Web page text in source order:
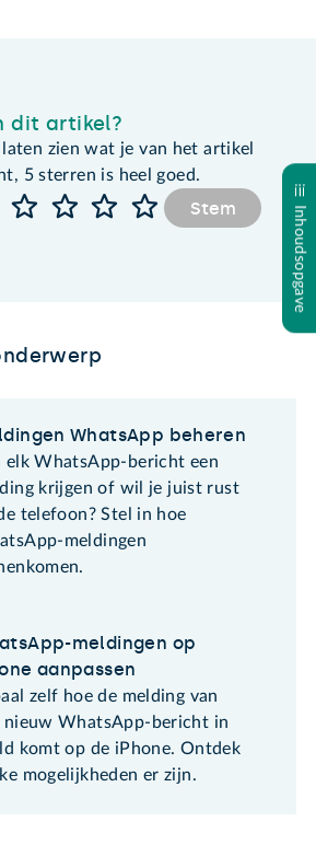
Inhoudsopgave
dit artikel?
zien wat je van het artikel
5 sterren is heel goed.
Stem
WhatsApp beheren
elk WhatsApp-bericht een
krijgen of wil je juist rust
telefoon? Stel in hoe
meldingen
meldingen op
aanpassen
zelf hoe de melding van
nieuw WhatsApp-bericht in
komt op de iPhone. Ontdek
mogelijkheden er zijn.